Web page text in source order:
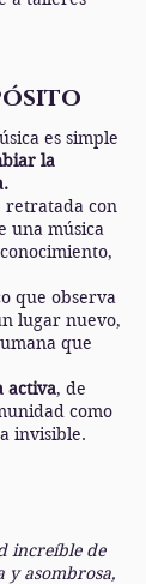
es simple
la
retratada con
una música
que observa
lugar nuevo,
que
activa, de
como
invisible.
increíble de
y asombrosa,